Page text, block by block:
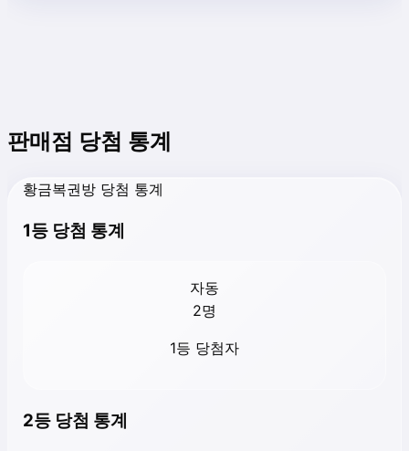
판매점 당첨 통계
황금복권방 당첨 통계
1등 당첨 통계
자동
2명
1등 당첨자
2등 당첨 통계